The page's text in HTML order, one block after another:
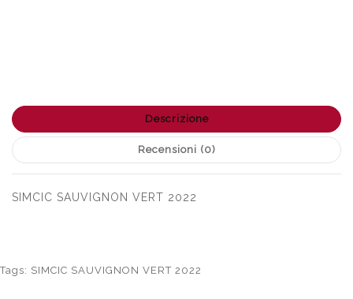
Descrizione
Recensioni (0)
SIMCIC SAUVIGNON VERT 2022
Tags: SIMCIC SAUVIGNON VERT 2022